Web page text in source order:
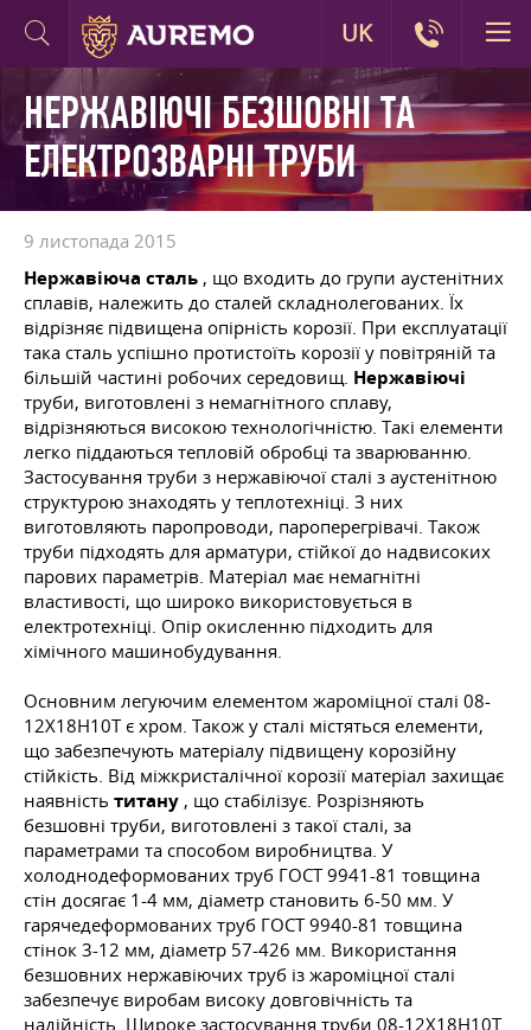
НЕРЖАВІЮЧІ БЕЗШОВНІ ТА
ЕЛЕКТРОЗВАРНІ ТРУБИ
9 листопада 2015
Нержавіюча сталь , що входить до групи аустенітних
сплавів, належить до сталей складнолегованих. Їх
відрізняє підвищена опірність корозії. При експлуатації
така сталь успішно протистоїть корозії у повітряній та
більшій частині робочих середовищ. Нержавіючі
труби, виготовлені з немагнітного сплаву,
відрізняються високою технологічністю. Такі елементи
легко піддаються тепловій обробці та зварюванню.
Застосування труби з нержавіючої сталі з аустенітною
структурою знаходять у теплотехніці. З них
виготовляють паропроводи, пароперегрівачі. Також
труби підходять для арматури, стійкої до надвисоких
парових параметрів. Матеріал має немагнітні
властивості, що широко використовується в
електротехніці. Опір окисленню підходить для
хімічного машинобудування.
Основним легуючим елементом жароміцної сталі 08-
12Х18Н10Т є хром. Також у сталі містяться елементи,
що забезпечують матеріалу підвищену корозійну
стійкість. Від міжкристалічної корозії матеріал захищає
наявність титану , що стабілізує. Розрізняють
безшовні труби, виготовлені з такої сталі, за
параметрами та способом виробництва. У
холоднодеформованих труб ГОСТ 9941-81 товщина
стін досягає 1-4 мм, діаметр становить 6-50 мм. У
гарячедеформованих труб ГОСТ 9940-81 товщина
стінок 3-12 мм, діаметр 57-426 мм. Використання
безшовних нержавіючих труб із жароміцної сталі
забезпечує виробам високу довговічність та
надійність. Широке застосування труби 08-12Х18Н10Т
UK